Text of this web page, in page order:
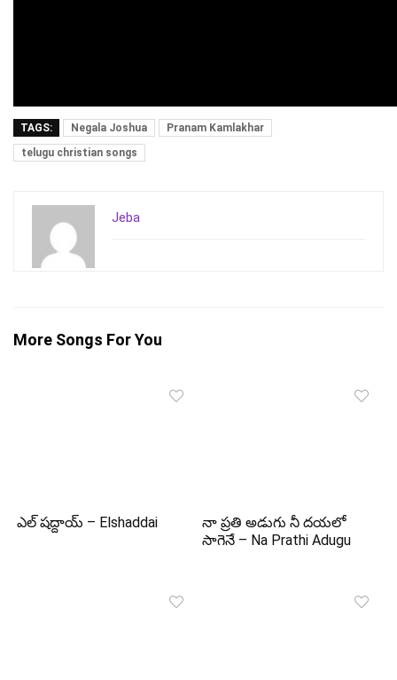
TAGS: Negala Joshua
Pranam Kamlakhar
telugu christian songs
Jeba
More Songs For You
ఎల్ షద్దాయ్ – Elshaddai
నా ప్రతి అడుగు నీ దయలో
సాగెనే – Na Prathi Adugu